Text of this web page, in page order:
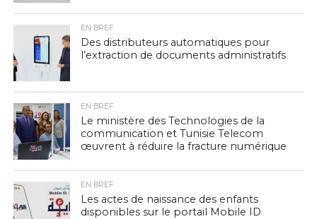
EN BREF
Des distributeurs automatiques pour
l’extraction de documents administratifs
EN BREF
Le ministère des Technologies de la
communication et Tunisie Telecom
œuvrent à réduire la fracture numérique
EN BREF
Les actes de naissance des enfants
disponibles sur le portail Mobile ID